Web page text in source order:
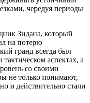
чередуя периоды
Зидана, который
на потерю
гранд всегда был
аспектах, а
со своими
не только понимают,
и действительно стали